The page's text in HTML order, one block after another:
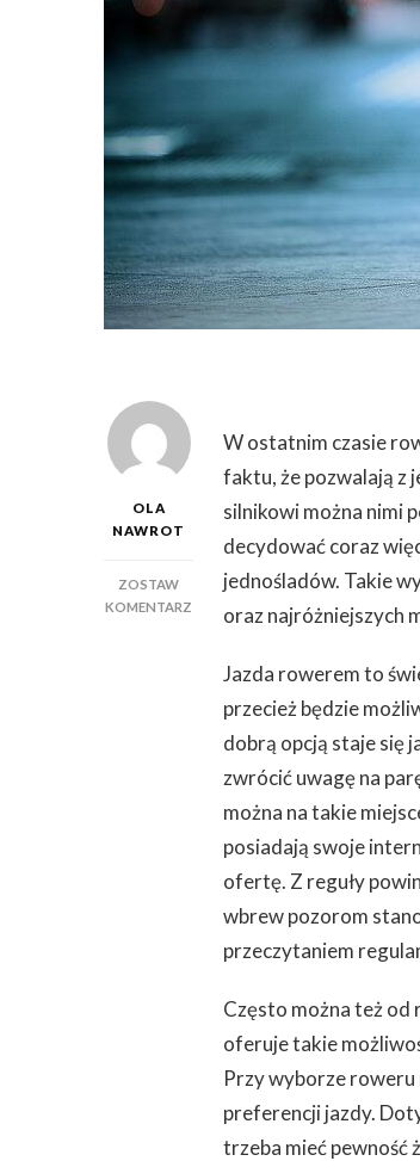
OLA
NAWROT
ZOSTAW
KOMENTARZ
WYPOŻYCZALNIA
ROWERÓW
WYBRAĆ
W ostatnim czasie
faktu, że pozwalają z
silnikowi można nimi
decydować coraz
jednośladów. Takie
oraz najróżniejszych
Jazda rowerem to
przecież będzie
dobrą opcją staje się
zwrócić uwagę na
można na takie
posiadają swoje
ofertę. Z reguły
wbrew pozorom
przeczytaniem
Często można też od
oferuje takie
Przy wyborze roweru
preferencji jazdy.
trzeba mieć pewność